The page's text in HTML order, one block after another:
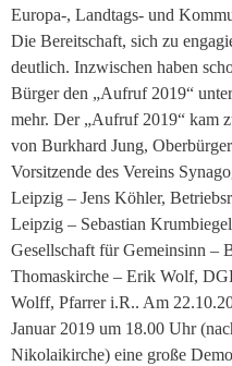
Europa-, Landtags- und
Die Bereitschaft, sich zu
deutlich. Inzwischen haben
Bürger den „Aufruf 2019“
mehr. Der „Aufruf 2019“ kam
von Burkhard Jung,
Vorsitzende des Vereins
Leipzig – Jens Köhler,
Leipzig – Sebastian
Gesellschaft für Gemeinsinn –
Thomaskirche – Erik Wolf,
Wolff, Pfarrer i.R.. Am
Januar 2019 um 18.00 Uhr
Nikolaikirche) eine große